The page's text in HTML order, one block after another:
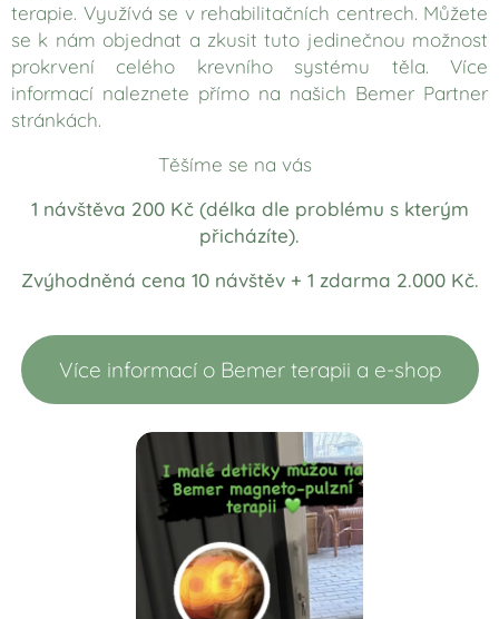
terapie. Využívá se v rehabilitačních centrech. Můžete
se k nám objednat a zkusit tuto jedinečnou možnost
prokrvení celého krevního systému těla. Více
informací naleznete přímo na našich Bemer Partner
stránkách.
Těšíme se na vás 🌼
1 návštěva 200 Kč (délka dle problému s kterým
přicházíte).
Zvýhodněná cena 10 návštěv + 1 zdarma 2.000 Kč.
Více informací o Bemer terapii a e-shop